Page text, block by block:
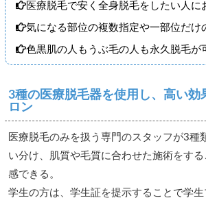
医療脱毛で安く全身脱毛をしたい人に
気になる部位の複数指定や一部位だけ
色黒肌の人もうぶ毛の人も永久脱毛が
3種の医療脱毛器を使用し、高い効
ロン
医療脱毛のみを扱う専門のスタッフが3種
い分け、肌質や毛質に合わせた施術をす
感できる。
学生の方は、学生証を提示することで学